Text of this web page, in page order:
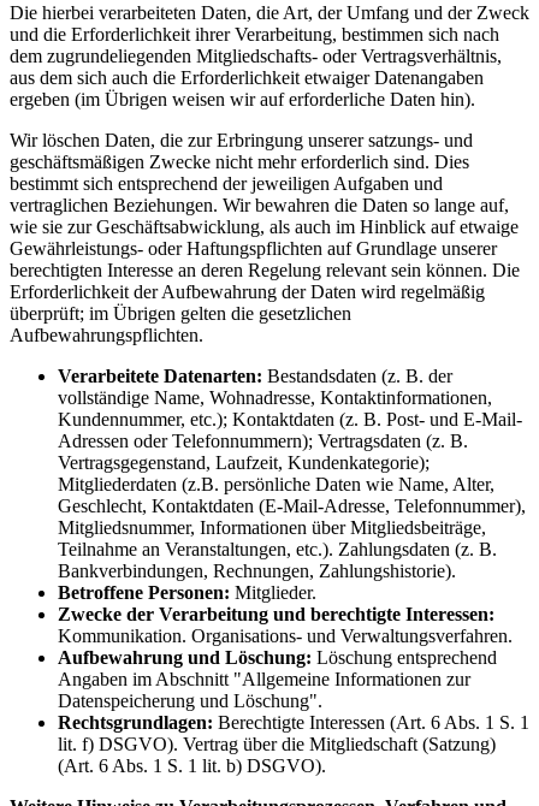
Die hierbei verarbeiteten Daten, die Art, der Umfang und der Zweck
und die Erforderlichkeit ihrer Verarbeitung, bestimmen sich nach
dem zugrundeliegenden Mitgliedschafts- oder Vertragsverhältnis,
aus dem sich auch die Erforderlichkeit etwaiger Datenangaben
ergeben (im Übrigen weisen wir auf erforderliche Daten hin).
Wir löschen Daten, die zur Erbringung unserer satzungs- und
geschäftsmäßigen Zwecke nicht mehr erforderlich sind. Dies
bestimmt sich entsprechend der jeweiligen Aufgaben und
vertraglichen Beziehungen. Wir bewahren die Daten so lange auf,
wie sie zur Geschäftsabwicklung, als auch im Hinblick auf etwaige
Gewährleistungs- oder Haftungspflichten auf Grundlage unserer
berechtigten Interesse an deren Regelung relevant sein können. Die
Erforderlichkeit der Aufbewahrung der Daten wird regelmäßig
überprüft; im Übrigen gelten die gesetzlichen
Aufbewahrungspflichten.
Verarbeitete Datenarten: Bestandsdaten (z. B. der
vollständige Name, Wohnadresse, Kontaktinformationen,
Kundennummer, etc.); Kontaktdaten (z. B. Post- und E-Mail-
Adressen oder Telefonnummern); Vertragsdaten (z. B.
Vertragsgegenstand, Laufzeit, Kundenkategorie);
Mitgliederdaten (z.B. persönliche Daten wie Name, Alter,
Geschlecht, Kontaktdaten (E-Mail-Adresse, Telefonnummer),
Mitgliedsnummer, Informationen über Mitgliedsbeiträge,
Teilnahme an Veranstaltungen, etc.). Zahlungsdaten (z. B.
Bankverbindungen, Rechnungen, Zahlungshistorie).
Betroffene Personen: Mitglieder.
Zwecke der Verarbeitung und berechtigte Interessen:
Kommunikation. Organisations- und Verwaltungsverfahren.
Aufbewahrung und Löschung: Löschung entsprechend
Angaben im Abschnitt "Allgemeine Informationen zur
Datenspeicherung und Löschung".
Rechtsgrundlagen: Berechtigte Interessen (Art. 6 Abs. 1 S. 1
lit. f) DSGVO). Vertrag über die Mitgliedschaft (Satzung)
(Art. 6 Abs. 1 S. 1 lit. b) DSGVO).